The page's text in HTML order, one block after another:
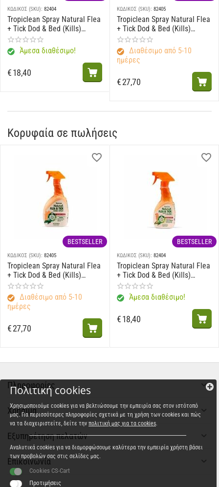
ΚΩΔΙΚΟΣ (SKU): 82404
Tropiclean Spray Natural Flea
+ Tick Dod & Bed (Kills)
473ml
Άμεσα διαθέσιμο!
€18,40
ΚΩΔΙΚΟΣ (SKU): 82405
Tropiclean Spray Natural Flea
+ Tick Dod & Bed (Kills)
946ml
Διαθέσιμο από 5-10
ημέρες
€27,70
Κορυφαία σε πωλήσεις
BESTSELLER
ΚΩΔΙΚΟΣ (SKU): 82405
Tropiclean Spray Natural Flea
+ Tick Dod & Bed (Kills)
946ml
Διαθέσιμο από 5-10
ημέρες
€27,70
BESTSELLER
ΚΩΔΙΚΟΣ (SKU): 82404
Tropiclean Spray Natural Flea
+ Tick Dod & Bed (Kills)
473ml
Άμεσα διαθέσιμο!
€18,40
Πληροφορίες
Χρήσιμα
Εξυπηρέτηση πελατών
Επικοινωνία
Πολιτική cookies
Χρησιμοποιούμε cookies για να βελτιώσουμε την εμπειρία σας στον ιστότοπό
μας. Για περισσότερες πληροφορίες σχετικά με τη χρήση των cookies και πώς
να τα διαχειριστείτε, δείτε την πολιτική μας για τα cookies.
Αναλυτικά cookies για να διαμορφώσουμε καλύτερα την εμπειρία χρήστη βάσει
των προβολών σας στις σελίδες μας.
Cookies CS-Cart
Προτιμήσεις